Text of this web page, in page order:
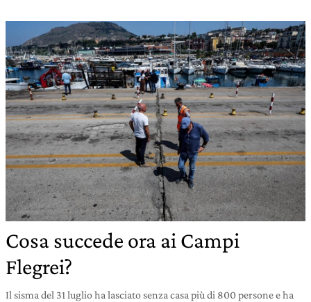
Cosa succede ora ai Campi
Flegrei?
Il sisma del 31 luglio ha lasciato senza casa più di 800 persone e ha